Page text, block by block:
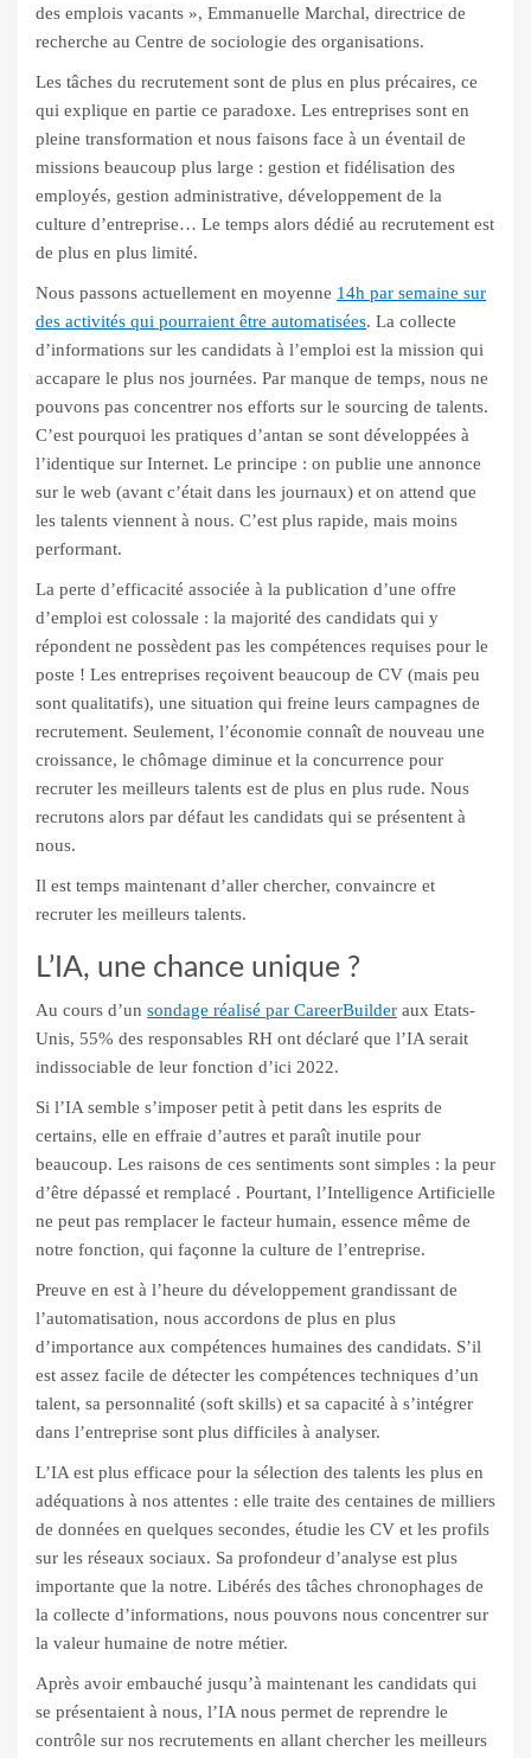
des emplois vacants », Emmanuelle Marchal, directrice de
recherche au Centre de sociologie des organisations.
Les tâches du recrutement sont de plus en plus précaires, ce
qui explique en partie ce paradoxe. Les entreprises sont en
pleine transformation et nous faisons face à un éventail de
missions beaucoup plus large : gestion et fidélisation des
employés, gestion administrative, développement de la
culture d’entreprise… Le temps alors dédié au recrutement est
de plus en plus limité.
Nous passons actuellement en moyenne 14h par semaine sur
des activités qui pourraient être automatisées. La collecte
d’informations sur les candidats à l’emploi est la mission qui
accapare le plus nos journées. Par manque de temps, nous ne
pouvons pas concentrer nos efforts sur le sourcing de talents.
C’est pourquoi les pratiques d’antan se sont développées à
l’identique sur Internet. Le principe : on publie une annonce
sur le web (avant c’était dans les journaux) et on attend que
les talents viennent à nous. C’est plus rapide, mais moins
performant.
La perte d’efficacité associée à la publication d’une offre
d’emploi est colossale : la majorité des candidats qui y
répondent ne possèdent pas les compétences requises pour le
poste ! Les entreprises reçoivent beaucoup de CV (mais peu
sont qualitatifs), une situation qui freine leurs campagnes de
recrutement. Seulement, l’économie connaît de nouveau une
croissance, le chômage diminue et la concurrence pour
recruter les meilleurs talents est de plus en plus rude. Nous
recrutons alors par défaut les candidats qui se présentent à
nous.
Il est temps maintenant d’aller chercher, convaincre et
recruter les meilleurs talents.
L’IA, une chance unique ?
Au cours d’un sondage réalisé par CareerBuilder aux Etats-
Unis, 55% des responsables RH ont déclaré que l’IA serait
indissociable de leur fonction d’ici 2022.
Si l’IA semble s’imposer petit à petit dans les esprits de
certains, elle en effraie d’autres et paraît inutile pour
beaucoup. Les raisons de ces sentiments sont simples : la peur
d’être dépassé et remplacé . Pourtant, l’Intelligence Artificielle
ne peut pas remplacer le facteur humain, essence même de
notre fonction, qui façonne la culture de l’entreprise.
Preuve en est à l’heure du développement grandissant de
l’automatisation, nous accordons de plus en plus
d’importance aux compétences humaines des candidats. S’il
est assez facile de détecter les compétences techniques d’un
talent, sa personnalité (soft skills) et sa capacité à s’intégrer
dans l’entreprise sont plus difficiles à analyser.
L’IA est plus efficace pour la sélection des talents les plus en
adéquations à nos attentes : elle traite des centaines de milliers
de données en quelques secondes, étudie les CV et les profils
sur les réseaux sociaux. Sa profondeur d’analyse est plus
importante que la notre. Libérés des tâches chronophages de
la collecte d’informations, nous pouvons nous concentrer sur
la valeur humaine de notre métier.
Après avoir embauché jusqu’à maintenant les candidats qui
se présentaient à nous, l’IA nous permet de reprendre le
contrôle sur nos recrutements en allant chercher les meilleurs